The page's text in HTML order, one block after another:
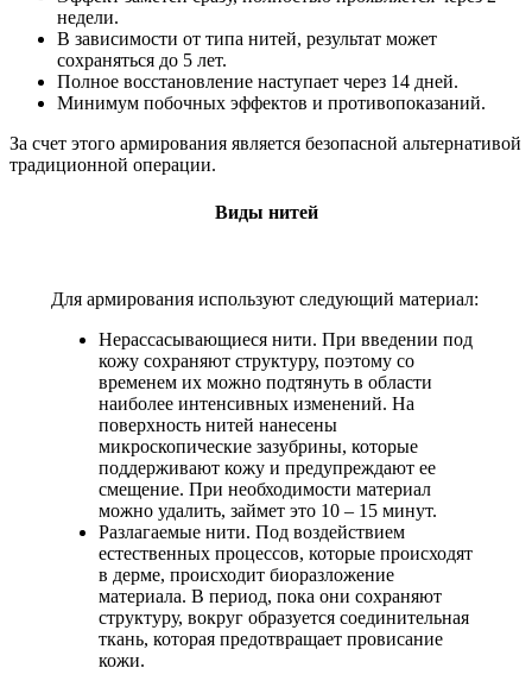
недели.
В зависимости от типа нитей, результат может
сохраняться до 5 лет.
Полное восстановление наступает через 14 дней.
Минимум побочных эффектов и противопоказаний.
За счет этого армирования является безопасной альтернативой
традиционной операции.
Виды нитей
Для армирования используют следующий материал:
Нерассасывающиеся нити. При введении под
кожу сохраняют структуру, поэтому со
временем их можно подтянуть в области
наиболее интенсивных изменений. На
поверхность нитей нанесены
микроскопические зазубрины, которые
поддерживают кожу и предупреждают ее
смещение. При необходимости материал
можно удалить, займет это 10 – 15 минут.
Разлагаемые нити. Под воздействием
естественных процессов, которые происходят
в дерме, происходит биоразложение
материала. В период, пока они сохраняют
структуру, вокруг образуется соединительная
ткань, которая предотвращает провисание
кожи.